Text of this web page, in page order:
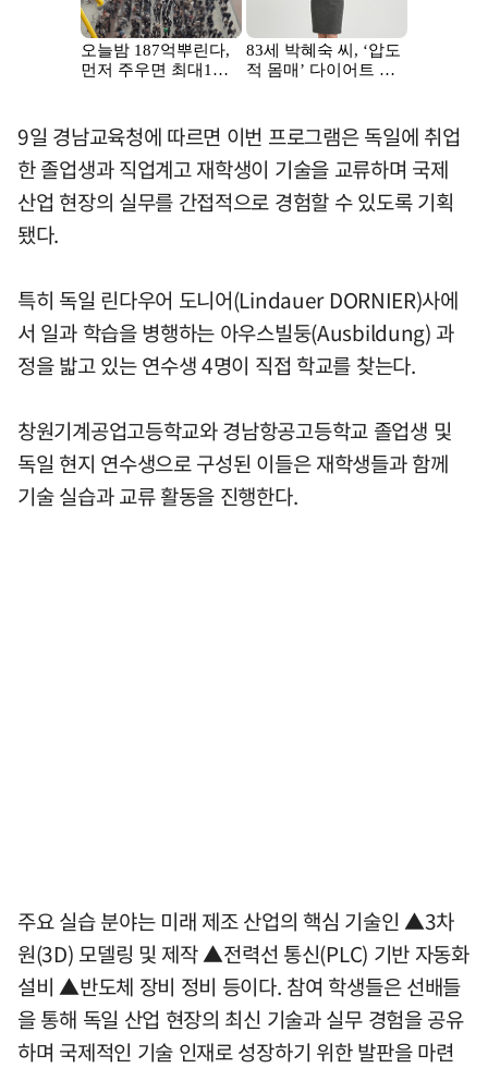
9일 경남교육청에 따르면 이번 프로그램은 독일에 취업
한 졸업생과 직업계고 재학생이 기술을 교류하며 국제
산업 현장의 실무를 간접적으로 경험할 수 있도록 기획
됐다.
특히 독일 린다우어 도니어(Lindauer DORNIER)사에
서 일과 학습을 병행하는 아우스빌둥(Ausbildung) 과
정을 밟고 있는 연수생 4명이 직접 학교를 찾는다.
창원기계공업고등학교와 경남항공고등학교 졸업생 및
독일 현지 연수생으로 구성된 이들은 재학생들과 함께
기술 실습과 교류 활동을 진행한다.
주요 실습 분야는 미래 제조 산업의 핵심 기술인 ▲3차
원(3D) 모델링 및 제작 ▲전력선 통신(PLC) 기반 자동화
설비 ▲반도체 장비 정비 등이다. 참여 학생들은 선배들
을 통해 독일 산업 현장의 최신 기술과 실무 경험을 공유
하며 국제적인 기술 인재로 성장하기 위한 발판을 마련